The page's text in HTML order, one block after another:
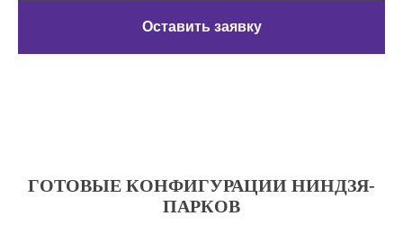
Оставить заявку
ГОТОВЫЕ КОНФИГУРАЦИИ НИНДЗЯ-
ПАРКОВ